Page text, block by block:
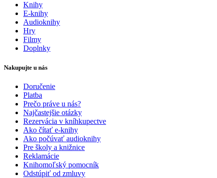
Knihy
E-knihy
Audioknihy
Hry
Filmy
Doplnky
Nakupujte u nás
Doručenie
Platba
Prečo práve u nás?
Najčastejšie otázky
Rezervácia v kníhkupectve
Ako čítať e-knihy
Ako počúvať audioknihy
Pre školy a knižnice
Reklamácie
Knihomoľský pomocník
Odstúpiť od zmluvy